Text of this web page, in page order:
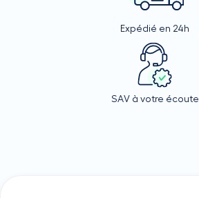
Expédié en 24h
SAV à votre écoute